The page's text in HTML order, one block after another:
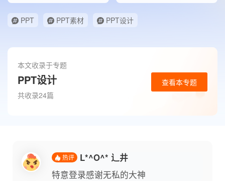
PPT PPT素材 PPT设计
本文收录于专题
PPT设计
共收录24篇
查看本专题
热评 L*^O^* 辶井
特意登录感谢无私的大神